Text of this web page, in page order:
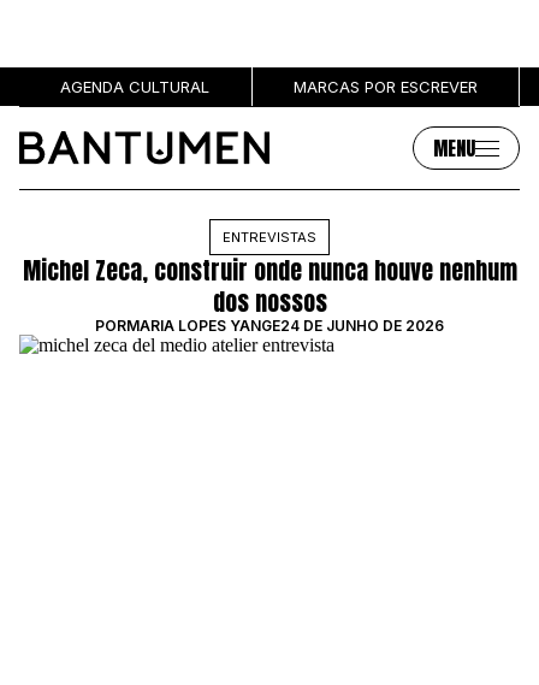
AGENDA CULTURAL MARCAS POR ESCREVER
MENU
MÚSICA
CULTURA
Sobre
SOBRE NÓS
PUBLICIDADE
AUTORES
ENTREVISTAS
Michel Zeca, construir onde nunca houve nenhum
dos nossos
PORMARIA LOPES YANGE24 DE JUNHO DE 2026